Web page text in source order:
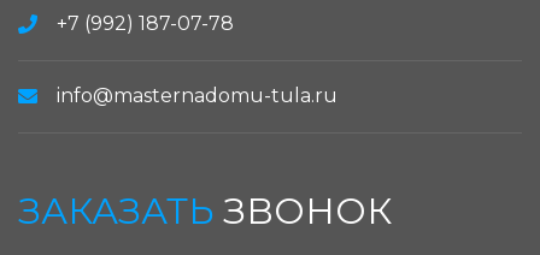
+7 (992) 187-07-78
info@masternadomu-tula.ru
ЗАКАЗАТЬ ЗВОНОК